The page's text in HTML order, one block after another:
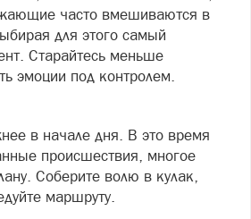
часто вмешиваются в
для этого самый
Старайтесь меньше
эмоции под контролем.
в начале дня. В это время
происшествия, многое
Соберите волю в кулак,
маршруту.